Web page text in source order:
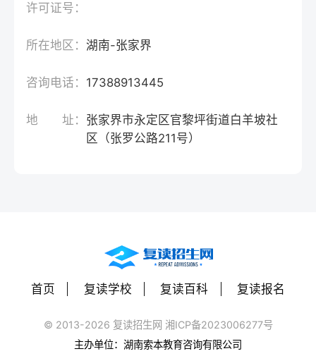
许可证号：
所在地区：湖南-张家界
咨询电话： 17388913445
地 址： 张家界市永定区官黎坪街道白羊坡社
区（张罗公路211号）
首页 复读学校 复读百科 复读报名
© 2013-2026 复读招生网 湘ICP备2023006277号
主办单位：湖南索本教育咨询有限公司